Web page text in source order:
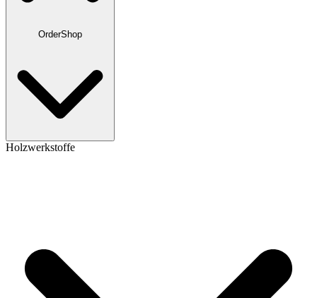
OrderShop
Holzwerkstoffe